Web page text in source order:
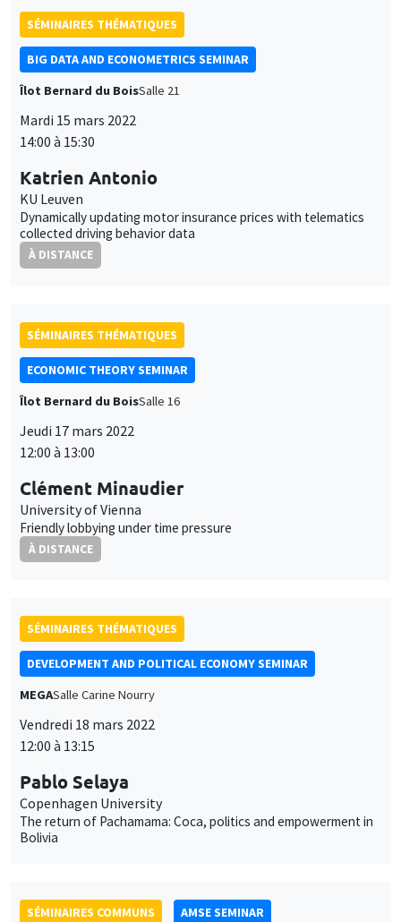
SÉMINAIRES THÉMATIQUES
BIG DATA AND ECONOMETRICS SEMINAR
Îlot Bernard du BoisSalle 21
Mardi 15 mars 2022
14:00 à 15:30
Katrien Antonio
KU Leuven
Dynamically updating motor insurance prices with telematics
collected driving behavior data
À DISTANCE
SÉMINAIRES THÉMATIQUES
ECONOMIC THEORY SEMINAR
Îlot Bernard du BoisSalle 16
Jeudi 17 mars 2022
12:00 à 13:00
Clément Minaudier
University of Vienna
Friendly lobbying under time pressure
À DISTANCE
SÉMINAIRES THÉMATIQUES
DEVELOPMENT AND POLITICAL ECONOMY SEMINAR
MEGASalle Carine Nourry
Vendredi 18 mars 2022
12:00 à 13:15
Pablo Selaya
Copenhagen University
The return of Pachamama: Coca, politics and empowerment in
Bolivia
SÉMINAIRES COMMUNS AMSE SEMINAR